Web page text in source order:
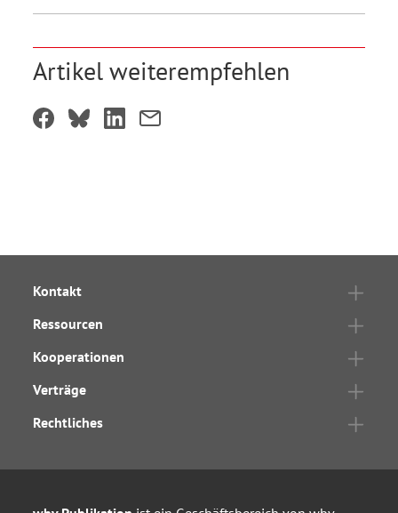
Artikel weiterempfehlen
Kontakt
Ressourcen
Kooperationen
Verträge
Rechtliches